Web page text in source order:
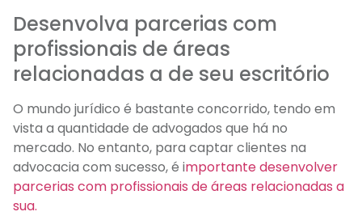
Desenvolva parcerias com
profissionais de áreas
relacionadas a de seu escritório
O mundo jurídico é bastante concorrido, tendo em
vista a quantidade de advogados que há no
mercado. No entanto, para captar clientes na
advocacia com sucesso, é importante desenvolver
parcerias com profissionais de áreas relacionadas a
sua.